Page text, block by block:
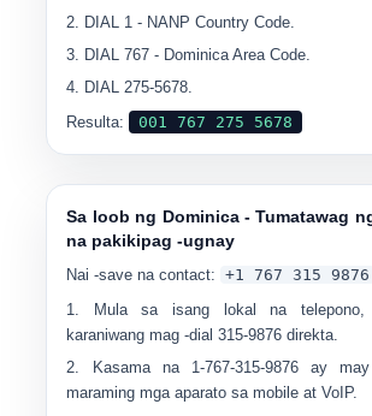
DIAL 1 - NANP Country Code.
DIAL767 - Dominica Area Code.
DIAL275-5678.
Resulta:
001 767 275 5678
Sa loob ng Dominica - Tumatawag
na pakikipag -ugnay
Nai -save na contact: +1 767 315 ​​9876
Mula sa isang lokal na telepono,
karaniwang mag -dial315-9876 direkta.
Kasama na 1-767-315-9876ay may
maraming mga aparato sa mobile at VoIP.